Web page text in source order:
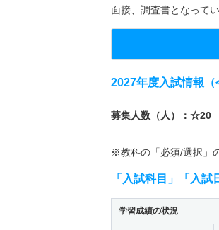
面接、調査書となってい
2027年度入試情報（
募集人数（人）：☆20
※教科の「必須/選択」
「入試科目」「入
学習成績の状況